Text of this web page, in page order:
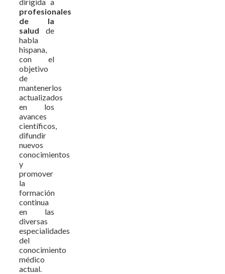
profesionales
de la
salud de
habla
hispana,
con el
objetivo
de
mantenerlos
actualizados
en los
avances
científicos,
difundir
nuevos
conocimientos
y
promover
la
formación
continua
en las
diversas
especialidades
del
conocimiento
médico
actual.